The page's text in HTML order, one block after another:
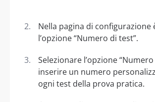
Nella pagina di configurazione
l’opzione “Numero di test”.
Selezionare l’opzione
inserire un numero
ogni test della prova pratica.